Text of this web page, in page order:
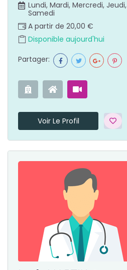
Lundi, Mardi, Mercredi, Jeudi,
Samedi
A partir de 20,00 €
Disponible aujourd'hui
Partager:
Voir Le Profil